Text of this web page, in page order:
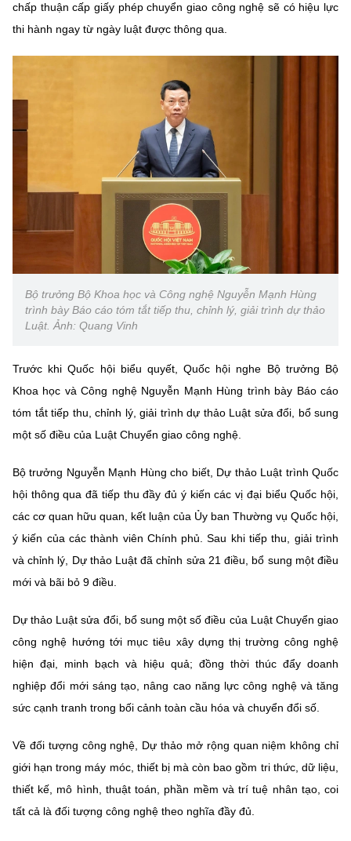
Tiêu chuẩn, đo lường, chất lượng
Chuyển đổi số
Tiêu chuẩn, đo lường, chất lượng
Năng lượng nguyên tử
THƯ ĐIỆN TỬ
Voice
Nhiệm vụ trọng tâm
BỘ KHOA HỌC VÀ CÔNG NGHỆ
Điều khoản sử dụng Theo dõi MST: Góp ý
Chịu trách nhiệm nội dung: Nguyễn Thị Hải Hằng
Giám đốc Trung tâm Truyền thông Khoa học và Công nghệ.
Liên hệ
Điện thoại: 024 3936 9506
Email:stc@mst.gov.vn
©2026 Bản quyền thuộc Bộ Khoa Học và Công Nghệ
website này)
chấp thuận cấp giấy phép chuyển giao công nghệ sẽ có hiệu lực
thi hành ngay từ ngày luật được thông qua.
Bộ trưởng Bộ Khoa học và Công nghệ Nguyễn Mạnh Hùng
trình bày Báo cáo tóm tắt tiếp thu, chỉnh lý, giải trình dự thảo
Luật. Ảnh: Quang Vinh
Trước khi Quốc hội biểu quyết, Quốc hội nghe Bộ trưởng Bộ
Khoa học và Công nghệ Nguyễn Mạnh Hùng trình bày Báo cáo
tóm tắt tiếp thu, chỉnh lý, giải trình dự thảo Luật sửa đổi, bổ sung
một số điều của Luật Chuyển giao công nghệ.
Bộ trưởng Nguyễn Mạnh Hùng cho biết, Dự thảo Luật trình Quốc
hội thông qua đã tiếp thu đầy đủ ý kiến các vị đại biểu Quốc hội,
các cơ quan hữu quan, kết luận của Ủy ban Thường vụ Quốc hội,
ý kiến của các thành viên Chính phủ. Sau khi tiếp thu, giải trình
và chỉnh lý, Dự thảo Luật đã chỉnh sửa 21 điều, bổ sung một điều
mới và bãi bỏ 9 điều.
Dự thảo Luật sửa đổi, bổ sung một số điều của Luật Chuyển giao
công nghệ hướng tới mục tiêu xây dựng thị trường công nghệ
hiện đại, minh bạch và hiệu quả; đồng thời thúc đẩy doanh
nghiệp đổi mới sáng tạo, nâng cao năng lực công nghệ và tăng
sức cạnh tranh trong bối cảnh toàn cầu hóa và chuyển đổi số.
Về đối tượng công nghệ, Dự thảo mở rộng quan niệm không chỉ
giới hạn trong máy móc, thiết bị mà còn bao gồm tri thức, dữ liệu,
thiết kế, mô hình, thuật toán, phần mềm và trí tuệ nhân tạo, coi
tất cả là đối tượng công nghệ theo nghĩa đầy đủ.